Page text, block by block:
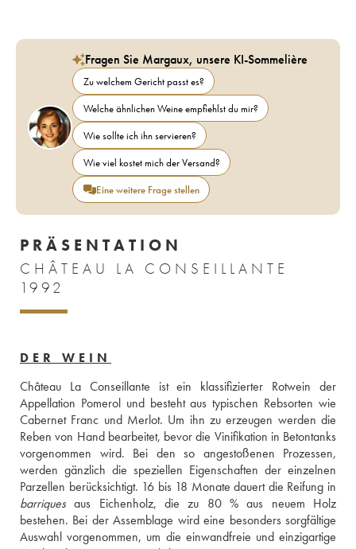
Fragen Sie Margaux, unsere KI-Sommelière
Zu welchem Gericht passt es?
Welche ähnlichen Weine empfiehlst du mir?
Wie sollte ich ihn servieren?
Wie viel kostet mich der Versand?
Eine weitere Frage stellen
PRÄSENTATION
CHÂTEAU LA CONSEILLANTE
1992
DER WEIN
Château La Conseillante ist ein klassifizierter Rotwein der
Appellation Pomerol und besteht aus typischen Rebsorten wie
Cabernet Franc und Merlot. Um ihn zu erzeugen werden die
Reben von Hand bearbeitet, bevor die Vinifikation in Betontanks
vorgenommen wird. Bei den so angestoßenen Prozessen,
werden gänzlich die speziellen Eigenschaften der einzelnen
barriques aus Eichenholz, die zu 80 % aus neuem Holz
bestehen. Bei der Assemblage wird eine besonders sorgfältige
Auswahl vorgenommen, um die einwandfreie und einzigartige